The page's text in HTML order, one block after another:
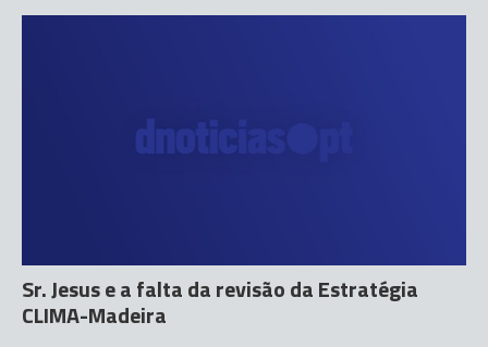
Sr. Jesus e a falta da revisão da Estratégia
CLIMA-Madeira